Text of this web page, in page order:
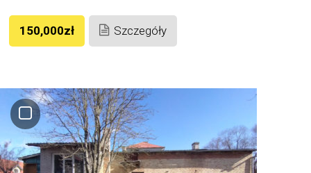
150,000zł Szczegóły